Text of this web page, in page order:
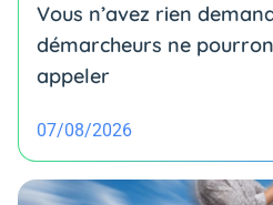
Vous n’avez rien
démarcheurs ne
appeler
07/08/2026